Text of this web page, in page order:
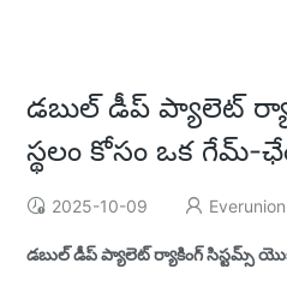
డబుల్ డీప్ ప్యాలెట్
స్థలం కోసం ఒక గేమ్-
2025-10-09 Everunion
డబుల్ డీప్ ప్యాలెట్ ర్యాకింగ్ సిస్టమ్స్